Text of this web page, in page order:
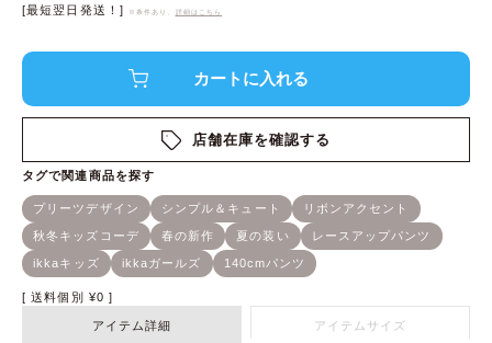
[最短翌日発送！]
※条件あり、 詳細はこちら
店舗在庫を確認する
送料個別 ¥0
アイテム詳細 アイテムサイズ